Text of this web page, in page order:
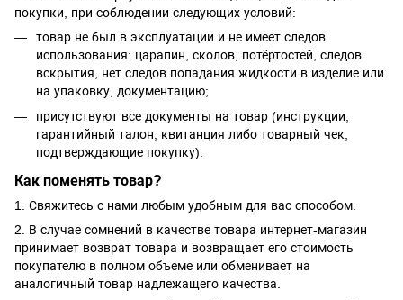
покупки, при соблюдении следующих условий:
товар не был в эксплуатации и не имеет следов
использования: царапин, сколов, потёртостей, следов
вскрытия, нет следов попадания жидкости в изделие или
на упаковку, документацию;
присутствуют все документы на товар (инструкции,
гарантийный талон, квитанция либо товарный чек,
подтверждающие покупку).
Как поменять товар?
1. Свяжитесь с нами любым удобным для вас способом.
2. В случае сомнений в качестве товара интернет-магазин
принимает возврат товара и возвращает его стоимость
покупателю в полном объеме или обменивает на
аналогичный товар надлежащего качества.